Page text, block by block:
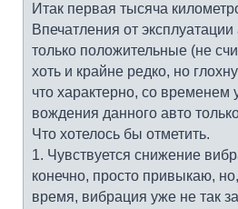
Итак первая тысяча
Впечатления от
только положительные (не
хоть и крайне редко, но
что характерно, со временем
вождения данного авто
Что хотелось бы отметить.
1. Чувствуется снижение
конечно, просто привыкаю,
время, вибрация уже не так